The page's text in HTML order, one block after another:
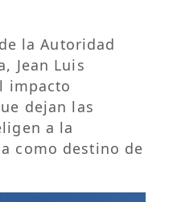
la Autoridad
Jean Luis
impacto
dejan las
a la
como destino de